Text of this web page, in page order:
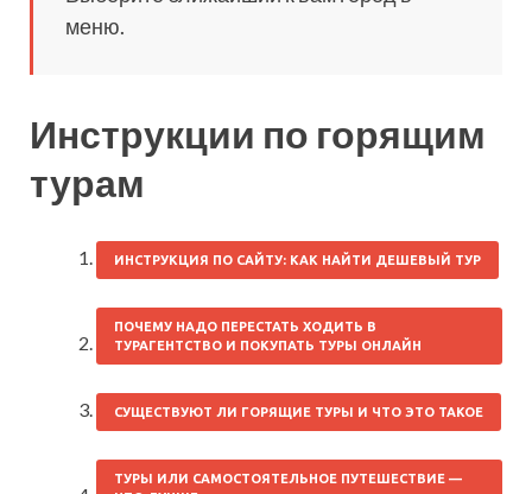
меню.
Инструкции по горящим
турам
ИНСТРУКЦИЯ ПО САЙТУ: КАК НАЙТИ ДЕШЕВЫЙ ТУР
ПОЧЕМУ НАДО ПЕРЕСТАТЬ ХОДИТЬ В
ТУРАГЕНТСТВО И ПОКУПАТЬ ТУРЫ ОНЛАЙН
СУЩЕСТВУЮТ ЛИ ГОРЯЩИЕ ТУРЫ И ЧТО ЭТО ТАКОЕ
ТУРЫ ИЛИ САМОСТОЯТЕЛЬНОЕ ПУТЕШЕСТВИЕ —